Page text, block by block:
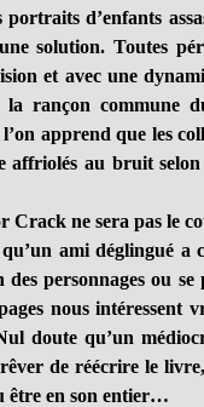
d’enfants
solution. Toutes
et avec une
la rançon commune
apprend que les
affriolés au bruit
ne sera pas le
ami déglingué a
des personnages ou
nous intéressent
doute qu’un
de réécrire le
être en son entier…